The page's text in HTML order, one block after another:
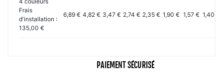
Frais
d'installation :
135,00 €
6,89 € 4,82 € 3,47 € 2,74 € 2,35 € 1,90 € 1,57 € 1,40 €
PAIEMENT SÉCURISÉ